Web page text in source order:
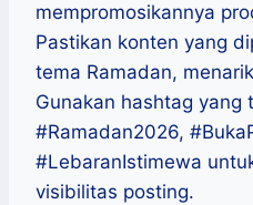
mempromosikannya
Pastikan konten yang
tema Ramadan,
Gunakan hashtag yang
#Ramadan2026,
#LebaranIstimewa
visibilitas posting.